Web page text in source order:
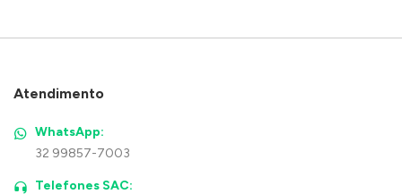
Atendimento
WhatsApp:
32 99857-7003
Telefones SAC: